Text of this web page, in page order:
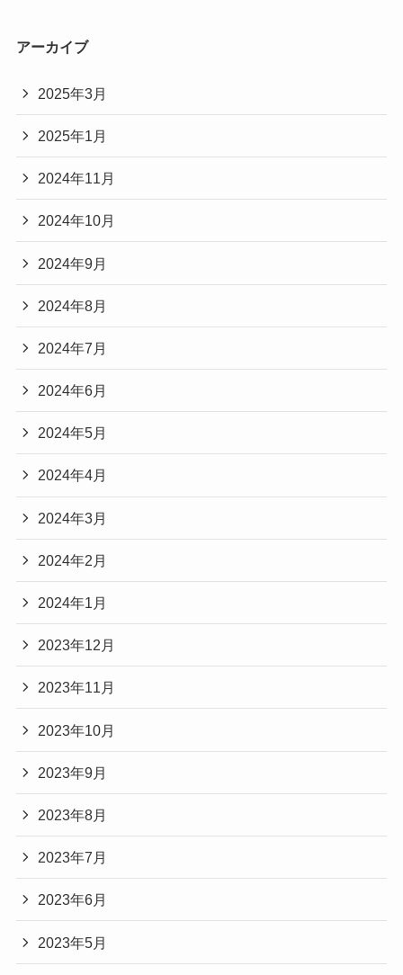
アーカイブ
2025年3月
2025年1月
2024年11月
2024年10月
2024年9月
2024年8月
2024年7月
2024年6月
2024年5月
2024年4月
2024年3月
2024年2月
2024年1月
2023年12月
2023年11月
2023年10月
2023年9月
2023年8月
2023年7月
2023年6月
2023年5月